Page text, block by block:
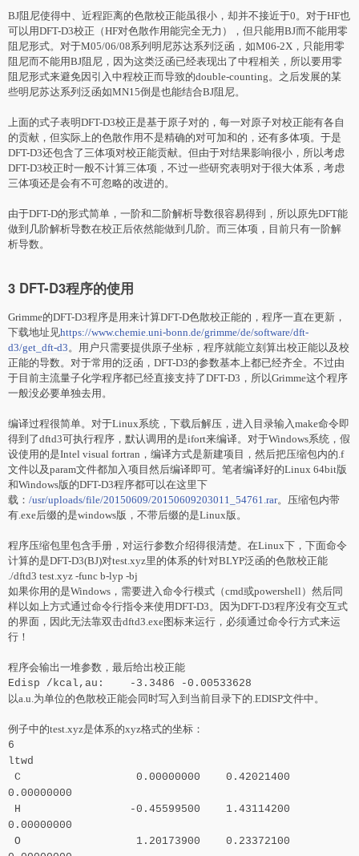
BJ阻尼使得中、近程距离的色散校正能虽很小，却并不接近于0。 对于HF也
可以用DFT-D3校正（HF对色散作用能完全无力），但只能用BJ而不能用零
阻尼形式。 对于M05/06/08系列明尼苏达系列泛函，如M06-2X，只能用零
阻尼而不能用BJ阻尼，因为这类泛函已经表现出了中程相关，所以要用零
阻尼形式来避免因引入中程校正而导致的double-counting。之后发展的某
些明尼苏达系列泛函如MN15倒是也能结合BJ阻尼。
上面的式子表明DFT-D3校正是基于原子对的，每一对原子对校正能有各自
的贡献，但实际上的色散作用不是精确的对可加和的，还有多体项。于是
DFT-D3还包含了三体项对校正能贡献。但由于对结果影响很小，所以考虑
DFT-D3校正时一般不计算三体项，不过一些研究表明对于很大体系，考虑
三体项还是会有不可忽略的改进的。
由于DFT-D的形式简单，一阶和二阶解析导数很容易得到，所以原先DFT能
做到几阶解析导数在校正后依然能做到几阶。而三体项，目前只有一阶解
析导数。
3 DFT-D3程序的使用
Grimme的DFT-D3程序是用来计算DFT-D色散校正能的，程序一直在更新，
下载地址见https://www.chemie.uni-bonn.de/grimme/de/software/dft-
d3/get_dft-d3 。用户只需要提供原子坐标，程序就能立刻算出校正能以及校
正能的导数。 对于常用的泛函，DFT-D3的参数基本上都已经齐全。不过由
于目前主流量子化学程序都已经直接支持了DFT-D3，所以Grimme这个程序
一般没必要单独去用。
编译过程很简单。 对于Linux系统，下载后解压，进入目录输入make命令即
得到了dftd3可执行程序，默认调用的是ifort来编译。 对于Windows系统，假
设使用的是Intel visual fortran，编译方式是新建项目，然后把压缩包内的.f
文件以及param文件都加入项目然后编译即可。笔者编译好的Linux 64bit版
和Windows版的DFT-D3程序都可以在这里下
载： /usr/uploads/file/20150609/20150609203011_54761.rar。压缩包内带
有.exe后缀的是windows版，不带后缀的是Linux版。
程序压缩包里包含手册， 对运行参数介绍得很清楚。在Linux下，下面命令
计算的是DFT-D3(BJ)对test.xyz里的体系的针对BLYP泛函的色散校正能
./dftd3 test.xyz -func b-lyp -bj
如果你用的是Windows，需要进入命令行模式（cmd或powershell）然后同
样以如上方式通过命令行指令来使用DFT-D3。因为DFT-D3程序没有交互式
的界面，因此无法靠双击dftd3.exe图标来运行，必须通过命令行方式来运
行！
程序会输出一堆参数，最后给出校正能
Edisp /kcal,au: -3.3486 -0.00533628
以a.u.为单位的色散校正能会同时写入到当前目录下的.EDISP文件中。
例子中的test.xyz是体系的xyz格式的坐标：
6
ltwd
C 0.00000000 0.42021400
0.00000000
H -0.45599500 1.43114200
0.00000000
O 1.20173900 0.23372100